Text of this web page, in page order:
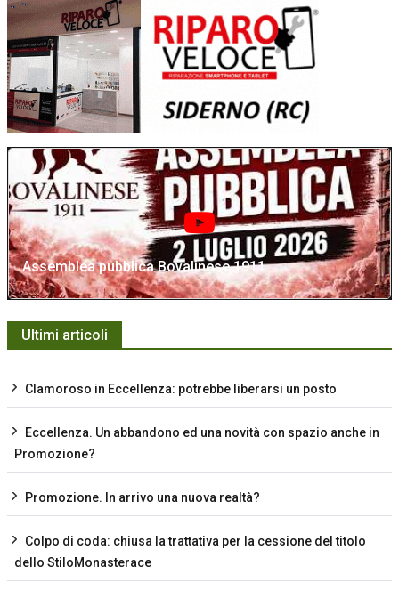
Assemblea pubblica Bovalinese 1911
Ultimi articoli
Clamoroso in Eccellenza: potrebbe liberarsi un posto
Eccellenza. Un abbandono ed una novità con spazio anche in
Promozione?
Promozione. In arrivo una nuova realtà?
Colpo di coda: chiusa la trattativa per la cessione del titolo
dello StiloMonasterace